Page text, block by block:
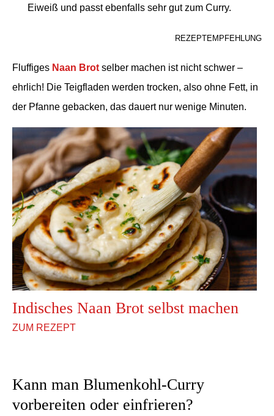
Eiweiß und passt ebenfalls sehr gut zum Curry.
REZEPTEMPFEHLUNG
Fluffiges Naan Brot selber machen ist nicht schwer –
ehrlich! Die Teigfladen werden trocken, also ohne Fett, in
der Pfanne gebacken, das dauert nur wenige Minuten.
Indisches Naan Brot selbst machen
ZUM REZEPT
Kann man Blumenkohl-Curry
vorbereiten oder einfrieren?